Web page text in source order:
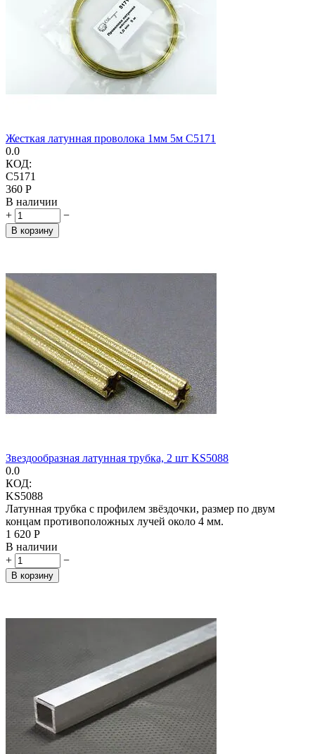
Жесткая латунная проволока 1мм 5м C5171
0.0
КОД:
C5171
‍360‍ Р
В наличии
+
−
В корзину
Звездообразная латунная трубка, 2 шт KS5088
0.0
КОД:
KS5088
Латунная трубка с профилем звёздочки, размер по двум
концам противоположных лучей около 4 мм.
1 620 Р
В наличии
+
−
В корзину